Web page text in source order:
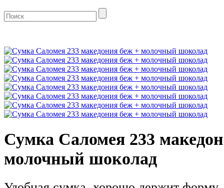
Сумка Саломея 233
молочный шоколад